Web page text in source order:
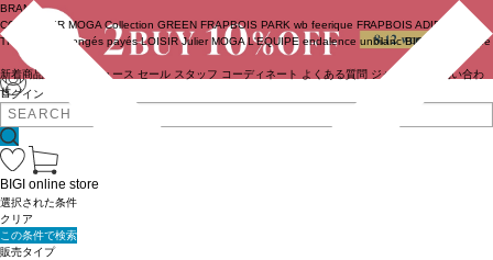
ログイン
BRAND
COUTURIER MOGA Collection GREEN FRAPBOIS PARK wb feerique FRAPBOIS ADIEU
TRISTESSE
congés payés LOISIR Julier MOGA L'EQUIPE endalence unbilanc BIGI online store
新着商品 ニュース セール スタッフ コーディネート よくある質問 ジャーナル
お問い合わ
せ
BIGI online store
選択された条件
クリア
この条件で検索
販売タイプ